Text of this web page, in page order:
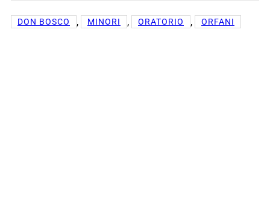
DON BOSCO , MINORI , ORATORIO , ORFANI